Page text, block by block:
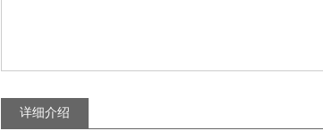
详细介绍